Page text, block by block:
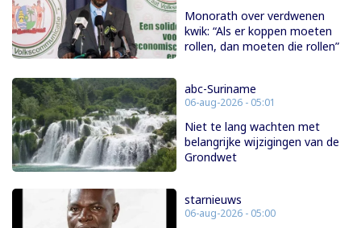
Monorath over verdwenen
kwik: “Als er koppen moeten
rollen, dan moeten die rollen”
abc-Suriname
06-aug-2026 - 05:01
Niet te lang wachten met
belangrijke wijzigingen van de
Grondwet
starnieuws
06-aug-2026 - 05:00